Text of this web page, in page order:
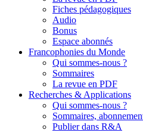
Fiches pédagogiques
Audio
Bonus
Espace abonnés
Francophonies du Monde
Qui sommes-nous ?
Sommaires
La revue en PDF
Recherches & Applications
Qui sommes-nous ?
Sommaires,
Publier dans R&A